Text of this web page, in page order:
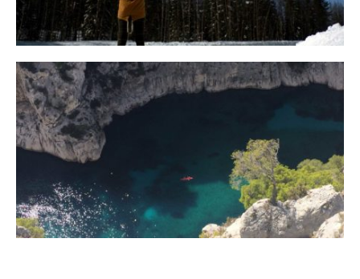
Ein Campervan Roadtrip durch die